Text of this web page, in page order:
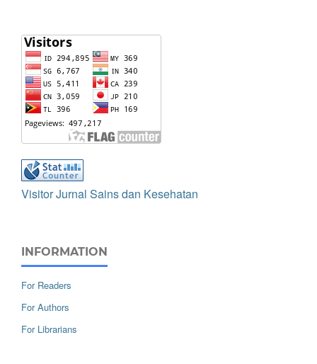
Visitor Jurnal Sains dan Kesehatan
INFORMATION
For Readers
For Authors
For Librarians